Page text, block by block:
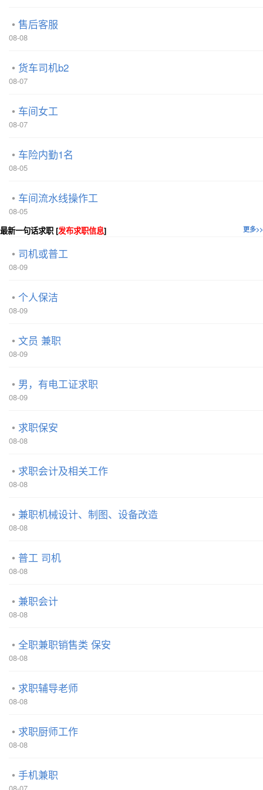
售后客服
08-08
货车司机b2
08-07
车间女工
08-07
车险内勤1名
08-05
车间流水线操作工
08-05
更多>>
最新一句话求职 [发布求职信息]
司机或普工
08-09
个人保洁
08-09
文员 兼职
08-09
男，有电工证求职
08-09
求职保安
08-08
求职会计及相关工作
08-08
兼职机械设计、制图、设备改造
08-08
普工 司机
08-08
兼职会计
08-08
全职兼职销售类 保安
08-08
求职辅导老师
08-08
求职厨师工作
08-08
手机兼职